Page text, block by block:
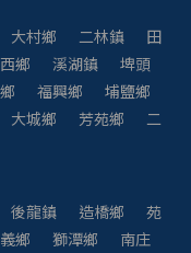
大村鄉 二林鎮
田
鄉 溪湖鎮
埤頭
福興鄉
埔鹽鄉
大城鄉 芳苑鄉
二
後龍鎮 造橋鄉
苑
鄉 獅潭鄉
南庄